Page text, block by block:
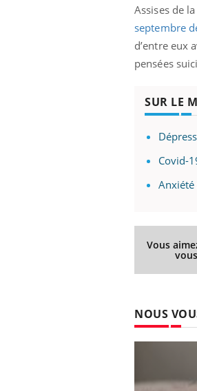
Assises de
septembre
d’entre eux
pensées
SUR LE
Covid-
Anxiété
Vous
NOUS